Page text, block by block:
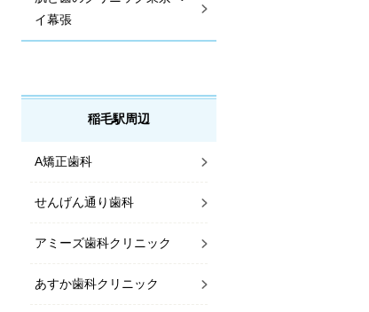
イ幕張
稲毛駅周辺
A矯正歯科
せんげん通り歯科
アミーズ歯科クリニック
あすか歯科クリニック